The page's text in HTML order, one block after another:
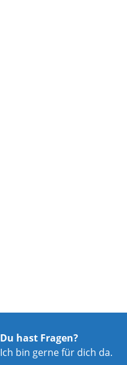
Du hast Fragen?
Ich bin gerne für dich da.